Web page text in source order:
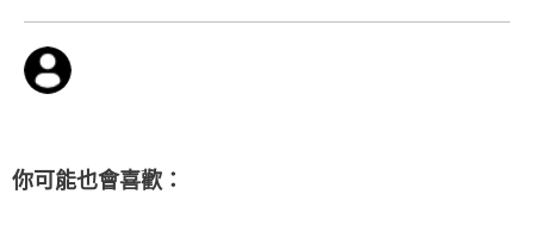
你可能也會喜歡：